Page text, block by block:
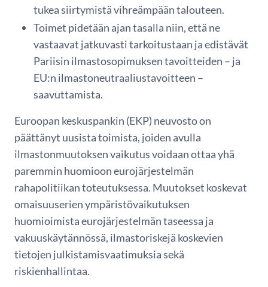
tukea siirtymistä vihreämpään talouteen.
Toimet pidetään ajan tasalla niin, että ne
vastaavat jatkuvasti tarkoitustaan ja edistävät
Pariisin ilmastosopimuksen tavoitteiden – ja
EU:n ilmastoneutraaliustavoitteen –
saavuttamista.
Euroopan keskuspankin (EKP) neuvosto on
päättänyt uusista toimista, joiden avulla
ilmastonmuutoksen vaikutus voidaan ottaa yhä
paremmin huomioon eurojärjestelmän
rahapolitiikan toteutuksessa. Muutokset koskevat
omaisuuserien ympäristövaikutuksen
huomioimista eurojärjestelmän taseessa ja
vakuuskäytännössä, ilmastoriskejä koskevien
tietojen julkistamisvaatimuksia sekä
riskienhallintaa.